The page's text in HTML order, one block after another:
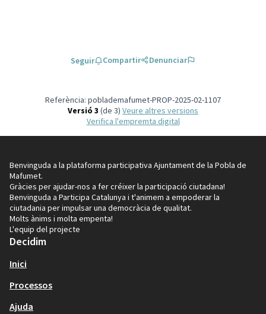
Seguir Compartir Denunciar
Referència: poblademafumet-PROP-2025-02-1107
Versió 3 (de 3)
veure altres versions
Verifica l'empremta digital
Benvinguda a la plataforma participativa Ajuntament de la Pobla de
Mafumet.
Gràcies per ajudar-nos a fer créixer la participació ciutadana!
Benvinguda a Participa Catalunya i t'animem a empoderar la
ciutadania per impulsar una democràcia de qualitat.
Molts ànims i molta empenta!
L'equip del projecte
Decidim
Inici
Processos
Ajuda